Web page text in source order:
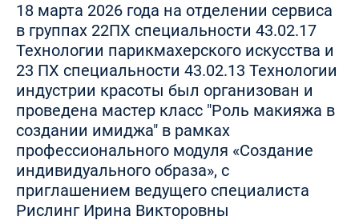
18 марта 2026 года на отделении сервиса
в группах 22ПХ специальности 43.02.17
Технологии парикмахерского искусства и
23 ПХ специальности 43.02.13 Технологии
индустрии красоты был организован и
проведена мастер класс "Роль макияжа в
создании имиджа" в рамках
профессионального модуля «Создание
индивидуального образа», с
приглашением ведущего специалиста
Рислинг Ирина Викторовны